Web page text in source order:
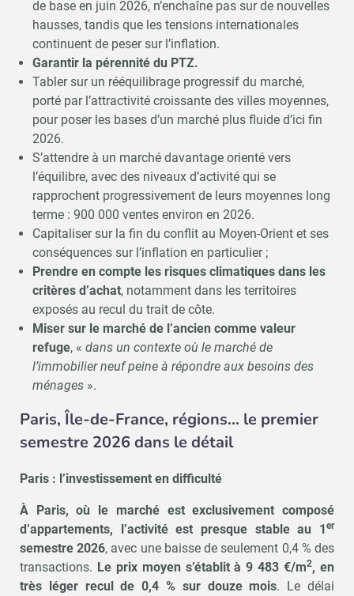
de base en juin 2026, n’enchaîne pas sur de nouvelles
hausses, tandis que les tensions internationales
continuent de peser sur l’inflation.
Garantir la pérennité du PTZ.
Tabler sur un rééquilibrage progressif du marché,
porté par l’attractivité croissante des villes moyennes,
pour poser les bases d’un marché plus fluide d’ici fin
2026.
S’attendre à un marché davantage orienté vers
l’équilibre, avec des niveaux d’activité qui se
rapprochent progressivement de leurs moyennes long
terme : 900 000 ventes environ en 2026.
Capitaliser sur la fin du conflit au Moyen-Orient et ses
conséquences sur l’inflation en particulier ;
Prendre en compte les risques climatiques dans les
critères d’achat, notamment dans les territoires
exposés au recul du trait de côte.
Miser sur le marché de l’ancien comme valeur
refuge, « dans un contexte où le marché de
l’immobilier neuf peine à répondre aux besoins des
ménages».
Paris, Île-de-France, régions… le premier
semestre 2026 dans le détail
Paris : l’investissement en difficulté
À Paris, où le marché est exclusivement composé
d’appartements, l’activité est presque stable au 1er
semestre 2026, avec une baisse de seulement 0,4 % des
transactions. Le prix moyen s’établit à 9 483 €/m2, en
très léger recul de 0,4 % sur douze mois. Le délai